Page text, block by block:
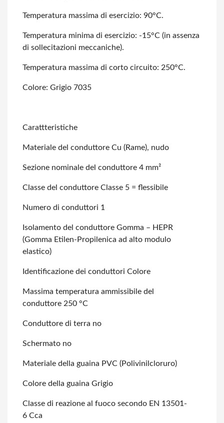
Temperatura massima di esercizio: 90°C.
Temperatura minima di esercizio: -15°C (in assenza
di sollecitazioni meccaniche).
Temperatura massima di corto circuito: 250°C.
Colore: Grigio 7035
Carattteristiche
Materiale del conduttore Cu (Rame), nudo
Sezione nominale del conduttore 4 mm²
Classe del conduttore Classe 5 = flessibile
Numero di conduttori 1
Isolamento del conduttore Gomma – HEPR
(Gomma Etilen-Propilenica ad alto modulo
elastico)
Identificazione dei conduttori Colore
Massima temperatura ammissibile del
conduttore 250 °C
Conduttore di terra no
Schermato no
Materiale della guaina PVC (Polivinilcloruro)
Colore della guaina Grigio
Classe di reazione al fuoco secondo EN 13501-
6 Cca